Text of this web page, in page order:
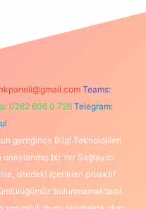
Teams:
0262 606 0 726 Telegram:
gereğince Bilgi Teknolojileri
bir Yer Sağlayıcı
sitedeki içerikleri proaktif
bulunmamaktadır.